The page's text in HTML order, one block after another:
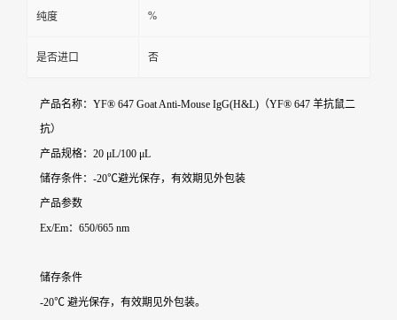
纯度 %
是否进口 否
产品名称：YF® 647 Goat Anti-Mouse IgG(H&L)（YF® 647 羊抗鼠二
抗）
产品规格：20 μL/100 μL
储存条件：-20℃避光保存，有效期见外包装
产品参数
Ex/Em：650/665 nm
储存条件
-20℃ 避光保存，有效期见外包装。